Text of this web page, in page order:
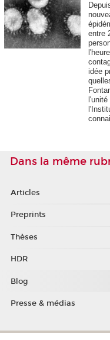
entre
idée
Dans la même
Articles
Preprints
Thèses
HDR
Blog
Presse & médias